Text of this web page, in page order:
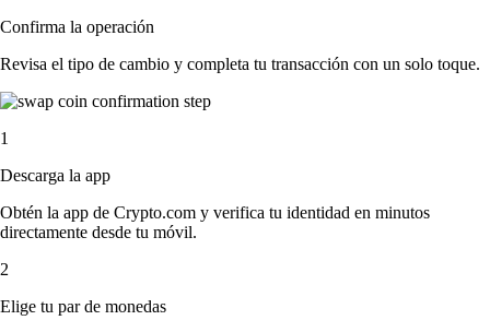
Confirma la operación
Revisa el tipo de cambio y completa tu transacción con un solo toque.
1
Descarga la app
Obtén la app de Crypto.com y verifica tu identidad en minutos
directamente desde tu móvil.
2
Elige tu par de monedas